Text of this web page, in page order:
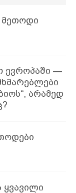
მეთოდი
ევროპაში —
არამედ
ყვავილი